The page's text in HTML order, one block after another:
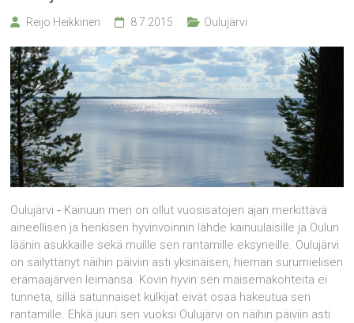
Reijo Heikkinen 8.7.2015 Oulujärvi
Oulujärvi ‑ Kainuun meri on ollut vuosisatojen ajan merkittävä
aineellisen ja henkisen hyvinvoinnin lähde kainuulaisille ja Oulun
läänin asukkaille sekä muille sen rantamille eksyneille. Oulujärvi
on säilyttänyt näihin päiviin asti yksinäisen, hieman surumielisen
erämaajärven leimansa. Kovin hyvin sen maisemakohteita ei
tunneta, sillä satunnaiset kulkijat eivät osaa hakeutua sen
rantamille. Ehkä juuri sen vuoksi Oulujärvi on näihin päiviin asti